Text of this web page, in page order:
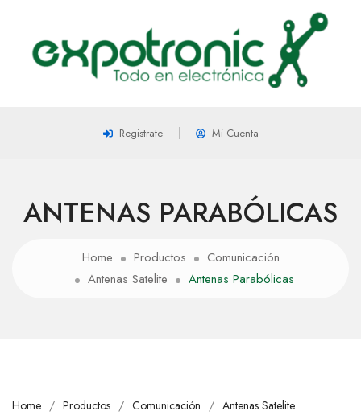
Registrate Mi Cuenta
ANTENAS PARABÓLICAS
Home Productos
Comunicación
Antenas Satelite
Antenas Parabólicas
Home Productos Comunicación
Antenas Satelite